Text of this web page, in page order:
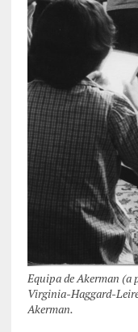
Equipa de Akerman (a
Virginia-Haggard-
Akerman.